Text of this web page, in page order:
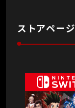
ストアページ